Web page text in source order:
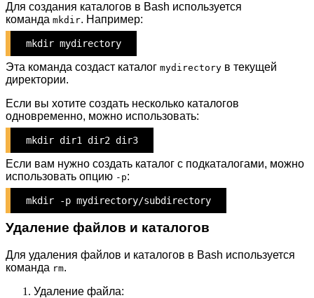
Для создания каталогов в Bash используется
команда mkdir. Например:
mkdir mydirectory
Эта команда создаст каталог mydirectory в текущей
директории.
Если вы хотите создать несколько каталогов
одновременно, можно использовать:
mkdir dir1 dir2 dir3
Если вам нужно создать каталог с подкаталогами, можно
использовать опцию -p:
mkdir -p mydirectory/subdirectory
Удаление файлов и каталогов
Для удаления файлов и каталогов в Bash используется
команда rm.
Удаление файла: